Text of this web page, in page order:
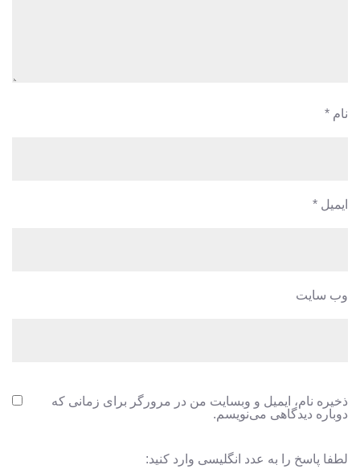
نام *
ایمیل *
وب‌ سایت
ذخیره نام، ایمیل و وبسایت من در مرورگر برای زمانی که
دوباره دیدگاهی می‌نویسم.
لطفا پاسخ را به عدد انگلیسی وارد کنید: